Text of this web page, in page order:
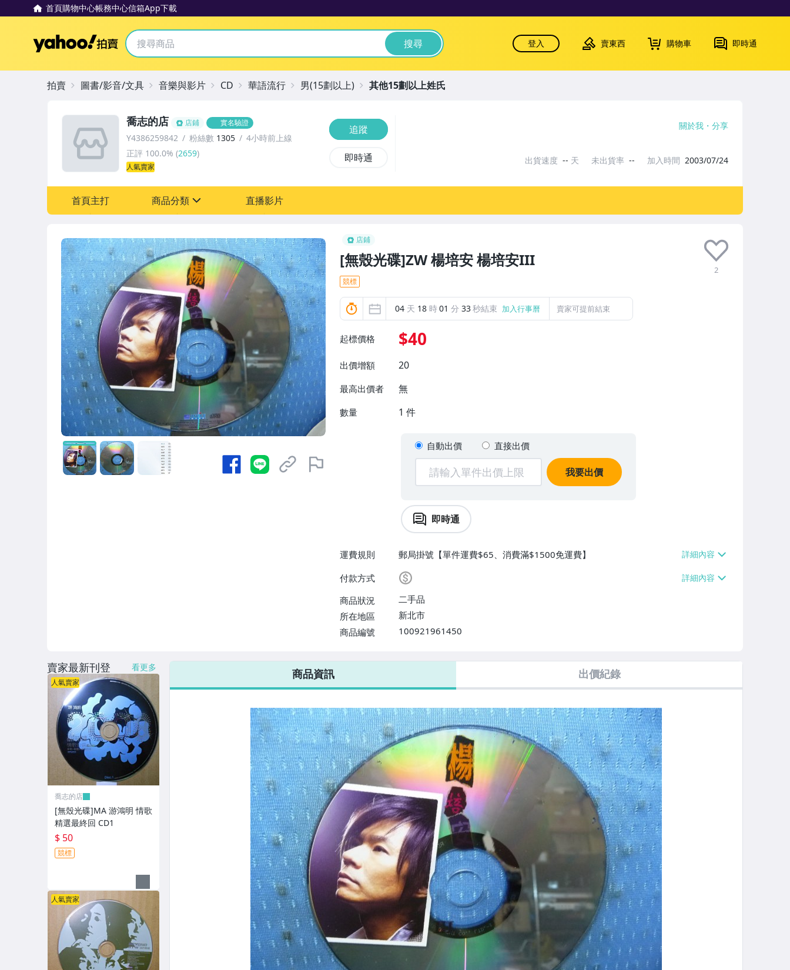
首頁購物中心帳務中心信箱App下載
Yahoo拍賣 搜尋 登入 賣東西 購物車 即時通
店鋪
[無殼光碟]ZW 楊培安 楊培安III
2
競標
04 天 18 時01 分 32秒結束 加入行事曆 賣家可提前結束
起標價格 $40
出價增額 20
最高出價者 無
數量 1 件
自動出價 直接出價
我要出價
即時通
運費規則
郵局掛號【單件運費$65、消費滿$1500免運費】
付款方式
商品狀況
二手品
所在地區
新北市
商品編號
100921961450
喬志的店 店鋪 實名驗證
Y4386259842 粉絲數 1305
4小時前上線
正評 100.0% (2659)
人氣賣家
追蹤
即時通
關於我 分享
出貨速度 -- 天 未出貨率 -- 加入時間 2003/07/24
首頁主打 商品分類
國語光碟
台語光碟
古典光碟
爵士樂
音樂光碟
粵語光碟
客語光碟
日語光碟
韓語光碟
原版卡帶
原版藍光遊戲光碟
PSP及其他原版遊戲光碟
藍光電影影片光碟
其他類光碟
XBOX遊戲光碟
旅遊書籍小說書刊
直播影片
拍賣 圖書/影音/文具 音樂與影片 CD 華語流行 男(15劃以上) 其他15劃以上姓氏
商品資訊 出價紀錄
賣家最新刊登 看更多
人氣賣家
喬志的店
[無殼光碟]MA 游鴻明 情歌
精選最終回 CD1
$ 50
競標
人氣賣家